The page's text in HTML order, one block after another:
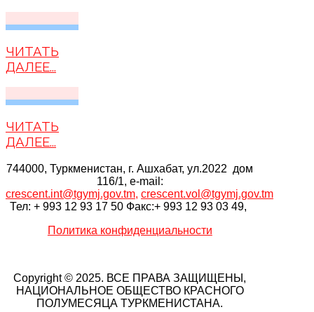
ЧИТАТЬ
ДАЛЕЕ...
ЧИТАТЬ
ДАЛЕЕ...
744000, Туркменистан, г. Ашхабат, ул.2022 дом
116/1, e-mail:
crescent.int@tgymj.gov.tm, crescent.vol@tgymj.gov.tm
Тел: + 993 12 93 17 50 Факс:+ 993 12 93 03 49,
Политика конфиденциальности
Copyright © 2025. ВСЕ ПРАВА ЗАЩИЩЕНЫ,
НАЦИОНАЛЬНОЕ ОБЩЕСТВО КРАСНОГО
ПОЛУМЕСЯЦА ТУРКМЕНИСТАНА.